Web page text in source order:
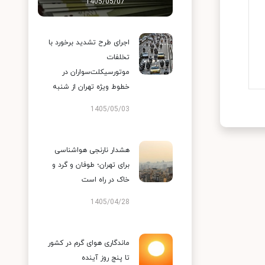
اجرای طرح تشدید برخورد با
تخلفات
موتورسیکلت‌سواران در
خطوط ویژه تهران از شنبه
1405/05/03
هشدار نارنجی هواشناسی
برای تهران؛ طوفان و گرد و
خاک در راه است
1405/04/28
ماندگاری هوای گرم در کشور
تا پنج روز آینده